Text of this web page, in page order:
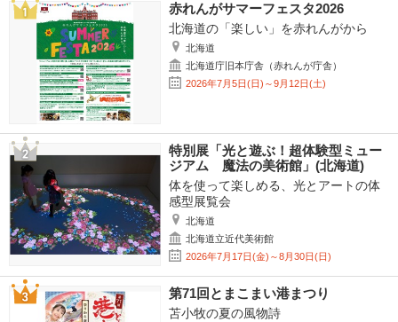
赤れんがサマーフェスタ2026
北海道の「楽しい」を赤れんがから
北海道
北海道庁旧本庁舎（赤れんが庁舎）
2026年7月5日(日)～9月12日(土)
特別展「光と遊ぶ！超体験型ミュー
ジアム 魔法の美術館」(北海道)
体を使って楽しめる、光とアートの体
感型展覧会
北海道
北海道立近代美術館
2026年7月17日(金)～8月30日(日)
第71回とまこまい港まつり
苫小牧の夏の風物詩